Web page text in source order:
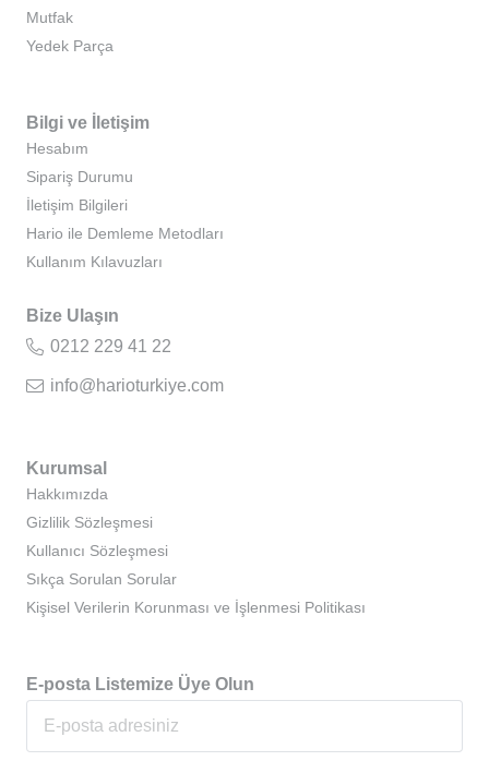
Mutfak
Yedek Parça
Bilgi ve İletişim
Hesabım
Sipariş Durumu
İletişim Bilgileri
Hario ile Demleme Metodları
Kullanım Kılavuzları
Bize Ulaşın
0212 229 41 22
info@harioturkiye.com
Kurumsal
Hakkımızda
Gizlilik Sözleşmesi
Kullanıcı Sözleşmesi
Sıkça Sorulan Sorular
Kişisel Verilerin Korunması ve İşlenmesi Politikası
E-posta Listemize Üye Olun